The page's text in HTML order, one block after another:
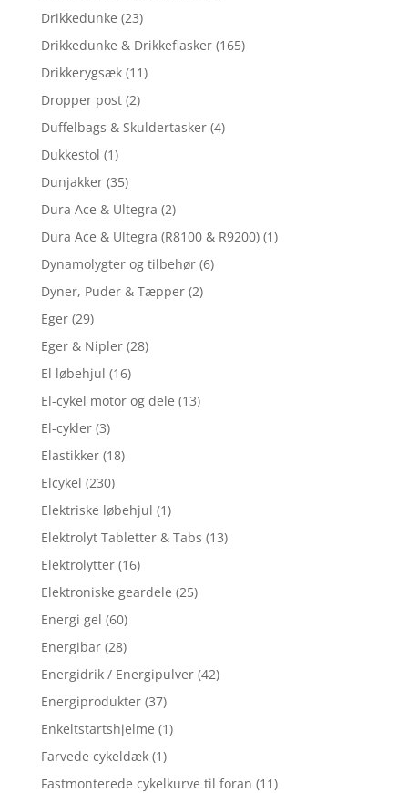
Drikkedunke (23)
Drikkedunke & Drikkeflasker (165)
Drikkerygsæk (11)
Dropper post (2)
Duffelbags & Skuldertasker (4)
Dukkestol (1)
Dunjakker (35)
Dura Ace & Ultegra (2)
Dura Ace & Ultegra (R8100 & R9200) (1)
Dynamolygter og tilbehør (6)
Dyner, Puder & Tæpper (2)
Eger (29)
Eger & Nipler (28)
El løbehjul (16)
El-cykel motor og dele (13)
El-cykler (3)
Elastikker (18)
Elcykel (230)
Elektriske løbehjul (1)
Elektrolyt Tabletter & Tabs (13)
Elektrolytter (16)
Elektroniske geardele (25)
Energi gel (60)
Energibar (28)
Energidrik / Energipulver (42)
Energiprodukter (37)
Enkeltstartshjelme (1)
Farvede cykeldæk (1)
Fastmonterede cykelkurve til foran (11)